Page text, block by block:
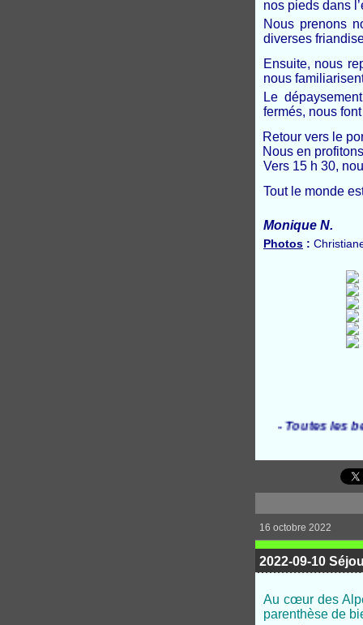
nos pieds dans
Nous prenons
diverses
Ensuite, nous
nous
Le
fermés, nous
Retour vers le
Nous en
Vers 15 h 30,
Tout le monde
Monique N.
Photos :
- Toutes les belles
16 octobre 2022
2022-09-10
Au cœur des
parenthèse de